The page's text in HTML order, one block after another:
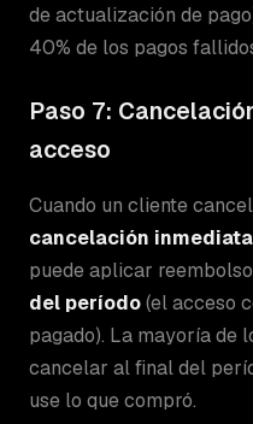
de actualización de
40% de los pagos
Paso 7:
acceso
Cuando un cliente
cancelación inmediata
puede aplicar
del período(el acceso
pagado). La mayoría de
cancelar al final del
use lo que compró.